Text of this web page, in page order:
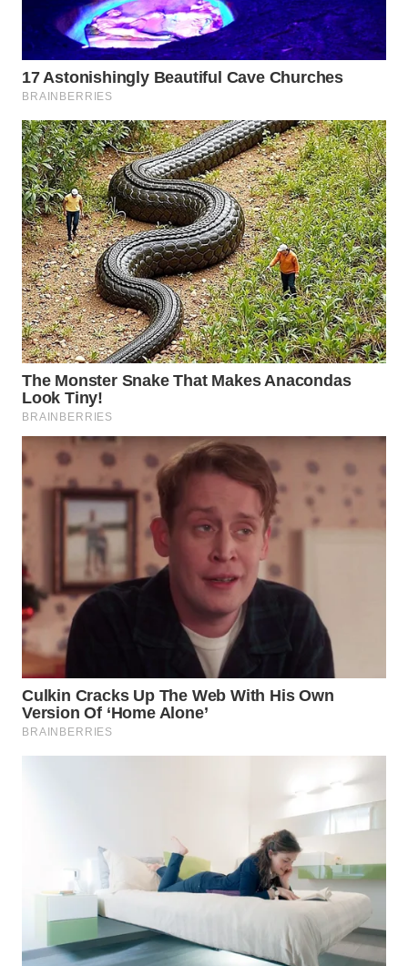
WN
TAPANULI
UTARA
WN
SAMOSIR
WN
PADANG
LAWAS
WN
SUMEDANG
WN
CIANJUR
WN
KEPULAUAN
SERIBU
WN
TANGERANG
BINJAI
WN
CIREBON
WN
INDRAMAYU
MAJALENGKA
WN
SUBANG